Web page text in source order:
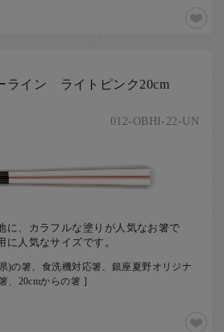
イン ライトピンク20cm
012-OBHI-22-UN
に、カラフルな塗りが人気なお箸で
人気なサイズです。
)の箸、食洗機対応箸、銀座夏野オリジナ
、20cmからの箸 ]